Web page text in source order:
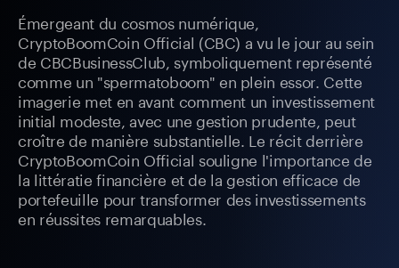
Émergeant du cosmos numérique,
CryptoBoomCoin Official (CBC) a vu le jour au sein
de CBCBusinessClub, symboliquement représenté
comme un "spermatoboom" en plein essor. Cette
imagerie met en avant comment un investissement
initial modeste, avec une gestion prudente, peut
croître de manière substantielle. Le récit derrière
CryptoBoomCoin Official souligne l'importance de
la littératie financière et de la gestion efficace de
portefeuille pour transformer des investissements
en réussites remarquables.